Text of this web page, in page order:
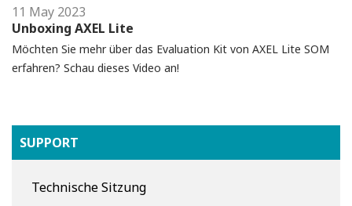
SUPPORT
Technische Sitzung
11 May 2023
Unboxing AXEL Lite
Möchten Sie mehr über das Evaluation Kit von AXEL Lite SOM
erfahren? Schau dieses Video an!